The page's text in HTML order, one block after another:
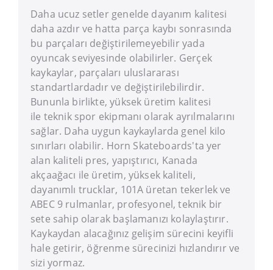
Daha ucuz setler genelde dayanım kalitesi
daha azdır ve hatta parça kaybı sonrasında
bu parçaları değiştirilemeyebilir yada
oyuncak seviyesinde olabilirler. Gerçek
kaykaylar, parçaları uluslararası
standartlardadır ve değiştirilebilirdir.
Bununla birlikte, yüksek üretim kalitesi
ile teknik spor ekipmanı olarak ayrılmalarını
sağlar. Daha uygun kaykaylarda genel kilo
sınırları olabilir. Horn Skateboards'ta yer
alan kaliteli pres, yapıştırıcı, Kanada
akçaağacı ile üretim, yüksek kaliteli,
dayanımlı trucklar, 101A üretan tekerlek ve
ABEC 9 rulmanlar, profesyonel, teknik bir
sete sahip olarak başlamanızı kolaylaştırır.
Kaykaydan alacağınız gelişim sürecini keyifli
hale getirir, öğrenme sürecinizi hızlandırır ve
sizi yormaz.